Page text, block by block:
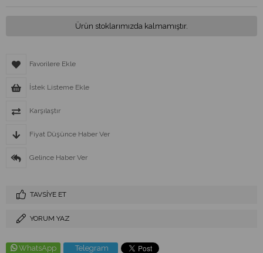
Ürün stoklarımızda kalmamıştır.
Favorilere Ekle
İstek Listeme Ekle
Karşılaştır
Fiyat Düşünce Haber Ver
Gelince Haber Ver
TAVSIYE ET
YORUM YAZ
WhatsApp Telegram